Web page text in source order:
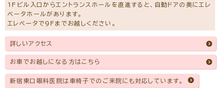
所属学会
経歴
平成4年 帝京大学医学部卒業
帝京大学医学部麻酔科学教室入局
平成6年 東京警察病院麻酔科派遣勤務・麻酔標榜医取得
平成7年 帝京大学医学部眼科学教室入局
1Fビル入口からエントランスホールを直進すると、自動ドアの奥にエレ
ベータホールがあります。
エレベータで9Fまでお越しください。
詳しいアクセス
お車でお越しになる方はこちら
新宿東口眼科医院は車椅子でのご来院にも対応しています。